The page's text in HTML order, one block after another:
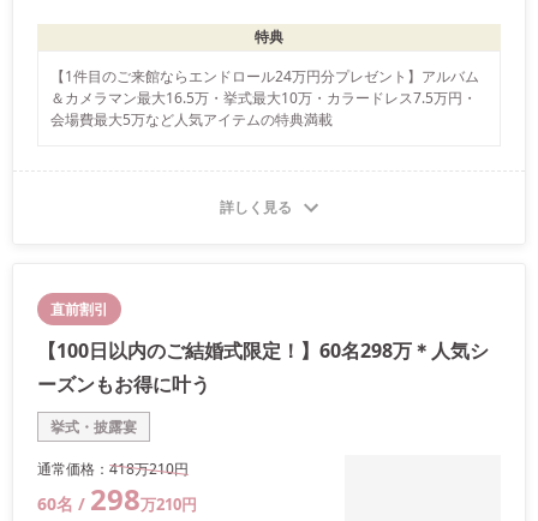
特典
【1件目のご来館ならエンドロール24万円分プレゼント】アルバム
＆カメラマン最大16.5万・挙式最大10万・カラードレス7.5万円・
会場費最大5万など人気アイテムの特典満載
詳しく見る
直前割引
【100日以内のご結婚式限定！】60名298万＊人気シ
ーズンもお得に叶う
挙式・披露宴
通常価格： 418万210円
60名 / 298万210円